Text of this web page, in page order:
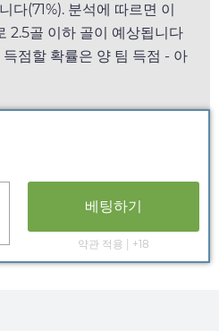
다(71%). 분석에 따르면 이
2.5골 이하 골이 예상됩니다
점할 확률은 양 팀 득점 - 아
베팅하기
약관 적용 | +18